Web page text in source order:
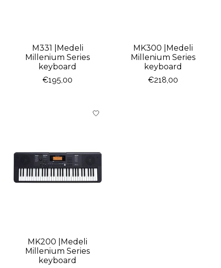
M331 |Medeli
Millenium Series
keyboard
€195,00
MK300 |Medeli
Millenium Series
keyboard
€218,00
MK200 |Medeli
Millenium Series
keyboard